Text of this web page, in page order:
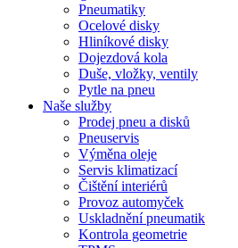
Pneumatiky
Ocelové disky
Hliníkové disky
Dojezdová kola
Duše, vložky, ventily
Pytle na pneu
Naše služby
Prodej pneu a disků
Pneuservis
Výměna oleje
Servis klimatizací
Čištění interiérů
Provoz automyček
Uskladnění pneumatik
Kontrola geometrie